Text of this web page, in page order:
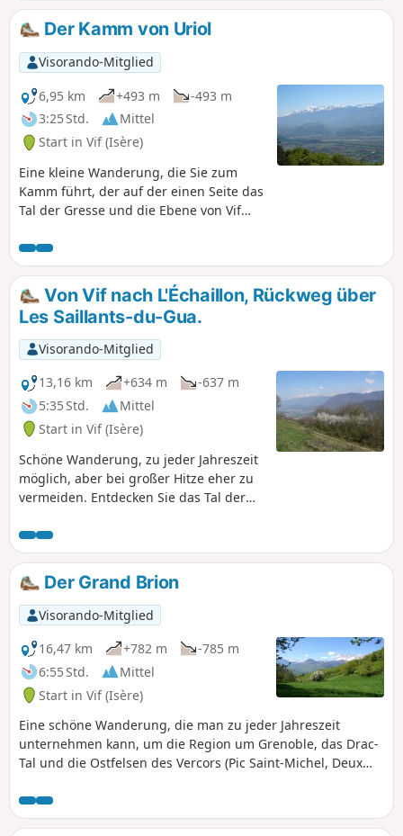
hinunter auf den Col de l’Arc und den Pic Saint-Michel. Die
größte Schwierigkeit besteht darin, den Weg zu finden, da
die Pfade kaum markiert sind. Achtung, siehe praktische
Hinweise.
Der Kamm von Uriol
Visorando-Mitglied
6,95 km
+493 m
-493 m
3:25 Std.
Mittel
Start in Vif (Isère)
Eine kleine Wanderung, die Sie zum
Kamm führt, der auf der einen Seite das
Tal der Gresse und die Ebene von Vif
Saint-Paul-de-Varces überragt und
einen schönen Blick auf die
umliegenden Gebirge Belledonne,
Vercors und Chartreuse bietet.
Von Vif nach L'Échaillon, Rückweg über
Les Saillants-du-Gua.
Visorando-Mitglied
13,16 km
+634 m
-637 m
5:35 Std.
Mittel
Start in Vif (Isère)
Schöne Wanderung, zu jeder Jahreszeit
möglich, aber bei großer Hitze eher zu
vermeiden. Entdecken Sie das Tal der
fast mediterranen Vegetation.
Der Grand Brion
Visorando-Mitglied
16,47 km
+782 m
-785 m
6:55 Std.
Mittel
Start in Vif (Isère)
Eine schöne Wanderung, die man zu jeder Jahreszeit
unternehmen kann, um die Region um Grenoble, das Drac-
Tal und die Ostfelsen des Vercors (Pic Saint-Michel, Deux